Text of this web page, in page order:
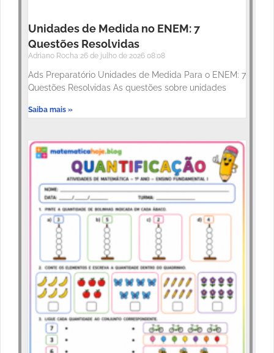
Unidades de Medida no ENEM: 7
Questões Resolvidas
Adriano Rocha 26 de julho de 2026 08:08
Ads Preparatório Unidades de Medida Para o ENEM: 7
Questões Resolvidas As questões sobre unidades
Saiba mais »